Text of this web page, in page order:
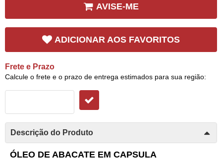
AVISE-ME
ADICIONAR AOS FAVORITOS
Frete e Prazo
Calcule o frete e o prazo de entrega estimados para sua região:
Descrição do Produto
ÓLEO DE ABACATE EM CAPSULA